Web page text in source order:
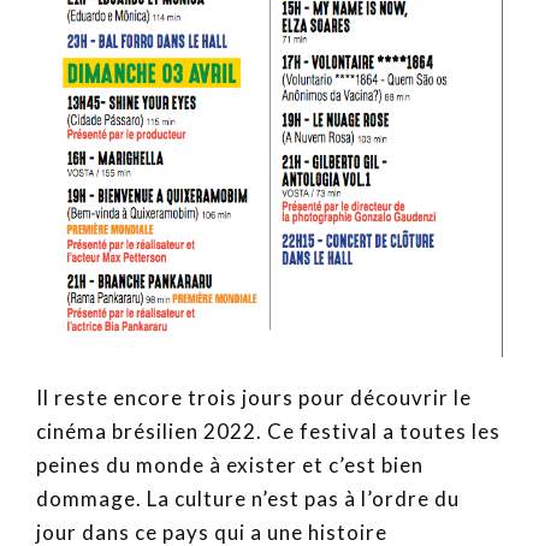
Il reste encore trois jours pour découvrir le
cinéma brésilien 2022. Ce festival a toutes les
peines du monde à exister et c’est bien
dommage. La culture n’est pas à l’ordre du
jour dans ce pays qui a une histoire